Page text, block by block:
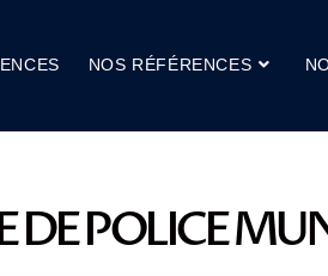
NOS RÉFÉRENCES
DE POLICE